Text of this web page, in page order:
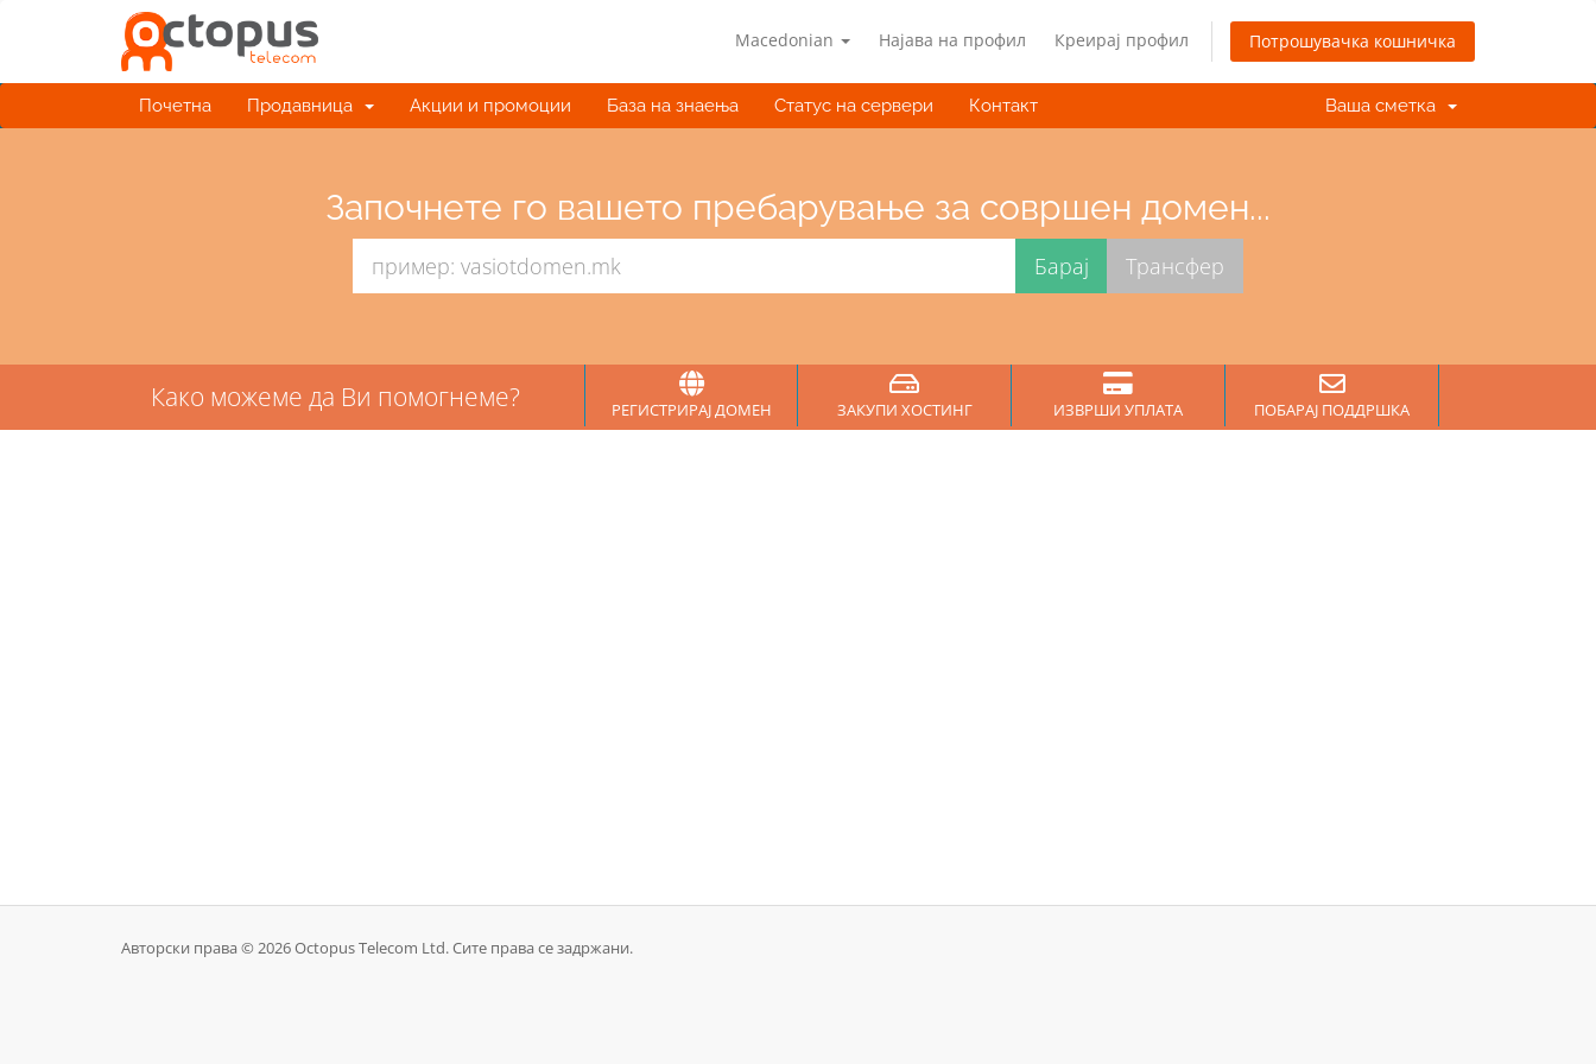
Macedonian Најава на профил Креирај профил Потрошувачка кошничка
Почетна Продавница Акции и промоции База на знаења Статус на сервери Контакт Ваша сметка
Започнете го вашето пребарување за совршен домен...
Како можеме да Ви помогнеме? РЕГИСТРИРАЈ ДОМЕН ЗАКУПИ ХОСТИНГ ИЗВРШИ УПЛАТА ПОБАРАЈ ПОДДРШКА
Авторски права © 2026 Octopus Telecom Ltd. Сите права се задржани.